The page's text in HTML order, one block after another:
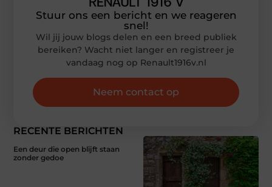
RECENTE BERICHTEN
Een deur die open blijft staan
zonder gedoe
Stuur ons een bericht en we reageren
snel!
Wil jij jouw blogs delen en een breed publiek
bereiken? Wacht niet langer en registreer je
vandaag nog op Renault1916v.nl
Neem contact op